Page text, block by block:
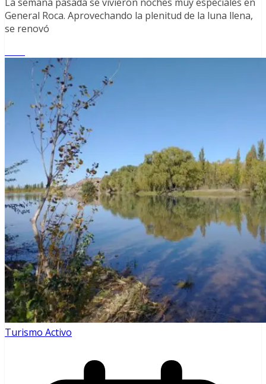
General Roca. Aprovechando la plenitud de la luna llena,
se renovó
Turismo Activo